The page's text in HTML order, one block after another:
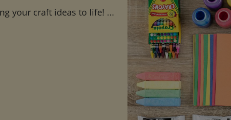
your craft ideas to life! ...